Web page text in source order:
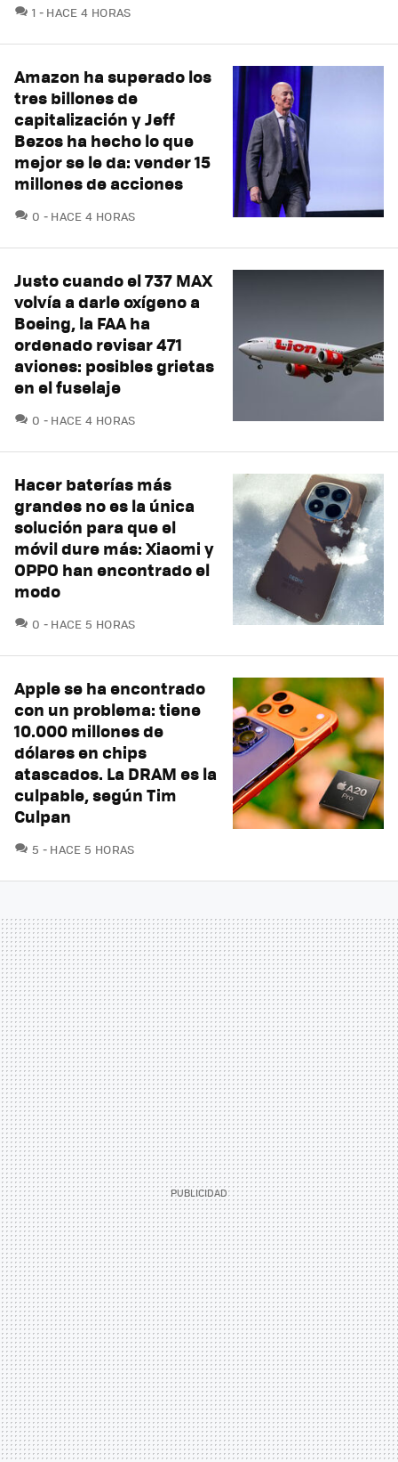
1 COMENTARIOS
HACE 4 HORAS
Amazon ha superado los
tres billones de
capitalización y Jeff
Bezos ha hecho lo que
mejor se le da: vender 15
millones de acciones
0 COMENTARIOS
HACE 4 HORAS
Justo cuando el 737 MAX
volvía a darle oxígeno a
Boeing, la FAA ha
ordenado revisar 471
aviones: posibles grietas
en el fuselaje
0 COMENTARIOS
HACE 4 HORAS
Hacer baterías más
grandes no es la única
solución para que el
móvil dure más: Xiaomi y
OPPO han encontrado el
modo
0 COMENTARIOS
HACE 5 HORAS
Apple se ha encontrado
con un problema: tiene
10.000 millones de
dólares en chips
atascados. La DRAM es la
culpable, según Tim
Culpan
5 COMENTARIOS
HACE 5 HORAS